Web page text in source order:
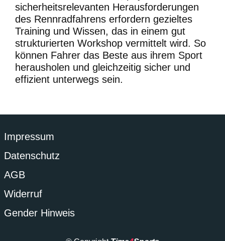
sicherheitsrelevanten Herausforderungen
des Rennradfahrens erfordern gezieltes
Training und Wissen, das in einem gut
strukturierten Workshop vermittelt wird. So
können Fahrer das Beste aus ihrem Sport
herausholen und gleichzeitig sicher und
effizient unterwegs sein.
Impressum
Datenschutz
AGB
Widerruf
Gender Hinweis